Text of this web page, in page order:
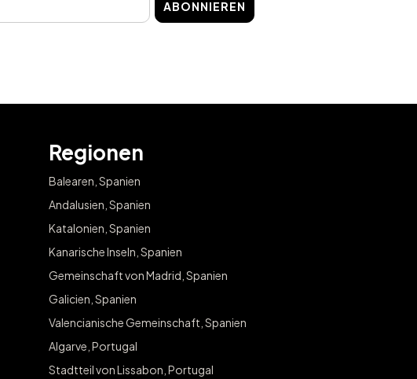
ABONNIEREN
Regionen
Balearen, Spanien
Andalusien, Spanien
Katalonien, Spanien
Kanarische Inseln, Spanien
Gemeinschaft von Madrid, Spanien
Galicien, Spanien
Valencianische Gemeinschaft, Spanien
Algarve, Portugal
Stadtteil von Lissabon, Portugal